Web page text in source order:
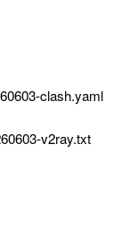
clash.yaml
v2ray.txt